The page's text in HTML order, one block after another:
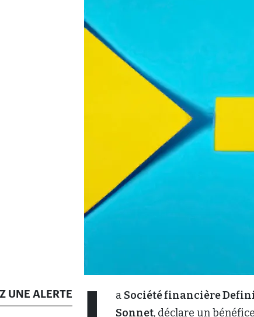
a Société financière
Sonnet, déclare un
UNE ALERTE